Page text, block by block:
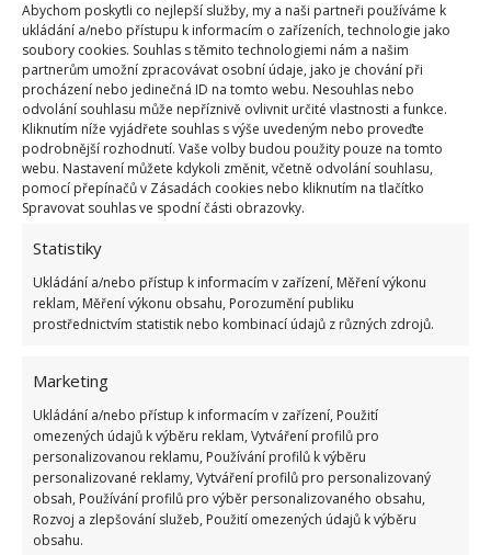
Abychom poskytli co nejlepší služby, my a naši partneři používáme k
ukládání a/nebo přístupu k informacím o zařízeních, technologie jako
soubory cookies. Souhlas s těmito technologiemi nám a našim
partnerům umožní zpracovávat osobní údaje, jako je chování při
procházení nebo jedinečná ID na tomto webu. Nesouhlas nebo
odvolání souhlasu může nepříznivě ovlivnit určité vlastnosti a funkce.
Kliknutím níže vyjádřete souhlas s výše uvedeným nebo proveďte
podrobnější rozhodnutí. Vaše volby budou použity pouze na tomto
webu. Nastavení můžete kdykoli změnit, včetně odvolání souhlasu,
pomocí přepínačů v Zásadách cookies nebo kliknutím na tlačítko
Spravovat souhlas ve spodní části obrazovky.
Statistiky
Ukládání a/nebo přístup k informacím v zařízení, Měření výkonu
reklam, Měření výkonu obsahu, Porozumění publiku
prostřednictvím statistik nebo kombinací údajů z různých zdrojů.
Marketing
Ukládání a/nebo přístup k informacím v zařízení, Použití
omezených údajů k výběru reklam, Vytváření profilů pro
personalizovanou reklamu, Používání profilů k výběru
personalizované reklamy, Vytváření profilů pro personalizovaný
obsah, Používání profilů pro výběr personalizovaného obsahu,
Rozvoj a zlepšování služeb, Použití omezených údajů k výběru
obsahu.
A kdo by si chtěl i nadále vařit doma, může si
připravit kuřecí polévku jako z té nejluxusnější
restaurace. Jak správně postupovat a jak tento
napsali nedávno.